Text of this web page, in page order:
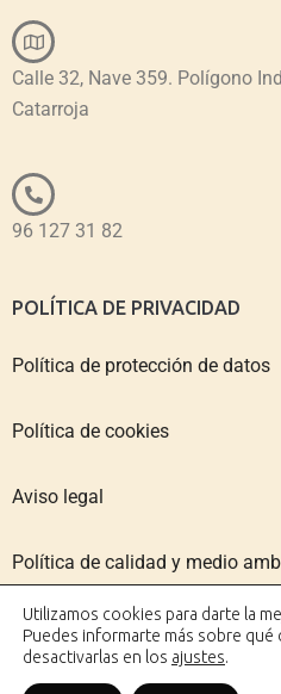
Calle 32, Nave 359. Polígono
Catarroja
96 127 31 82
POLÍTICA DE PRIVACIDAD
Política de protección de datos
Política de cookies
Aviso legal
Política de calidad y medio
Copyright © 2026 IMPACTO
Utilizamos cookies para darte la
Puedes informarte más sobre
desactivarlas en los ajustes.